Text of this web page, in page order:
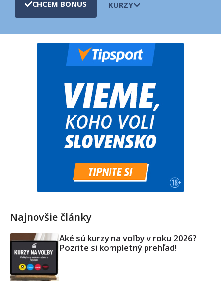
CHCEM BONUS KURZY
Najnovšie články
Aké sú kurzy na voľby v roku 2026?
Pozrite si kompletný prehľad!